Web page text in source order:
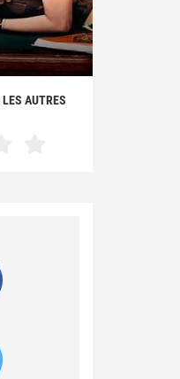
AUTRES